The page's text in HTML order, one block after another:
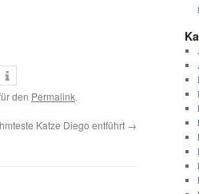
den Permalink.
Katze Diego entführt →